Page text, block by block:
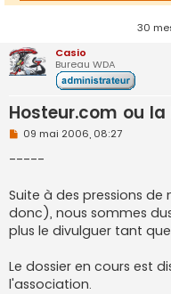
30
Casio
Bureau WDA
Hosteur.com ou
M
s
g
e
n
o
n
09 mai 2006, 08:27
-----
Suite à des pressions
donc), nous sommes
plus le divulguer tant
Le dossier en cours est
l'association.